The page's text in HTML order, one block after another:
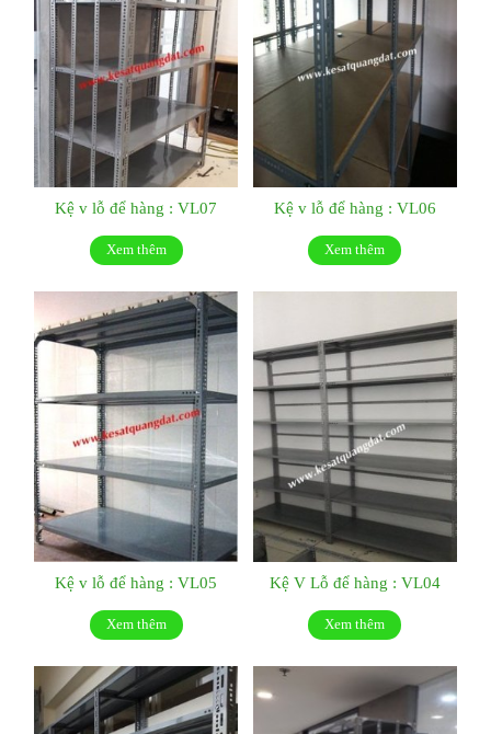
Kệ v lỗ để hàng : VL07
Xem thêm
Kệ v lỗ để hàng : VL06
Xem thêm
Kệ v lỗ để hàng : VL05
Xem thêm
Kệ V Lỗ để hàng : VL04
Xem thêm